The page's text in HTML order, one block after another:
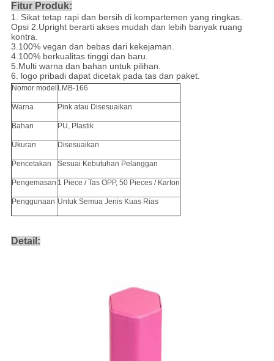
Fitur Produk:
1. Sikat tetap rapi dan bersih di kompartemen yang ringkas.
Opsi 2.Upright berarti akses mudah dan lebih banyak ruang
kontra.
3.100% vegan dan bebas dari kekejaman.
4.100% berkualitas tinggi dan baru.
5.Multi warna dan bahan untuk pilihan.
6. logo pribadi dapat dicetak pada tas dan paket.
Nomor model LMB-166
Warna Pink atau Disesuaikan
Bahan PU, Plastik
Ukuran Disesuaikan
Pencetakan Sesuai Kebutuhan Pelanggan
Pengemasan 1 Piece / Tas OPP, 50 Pieces / Karton
Penggunaan Untuk Semua Jenis Kuas Rias
Detail: